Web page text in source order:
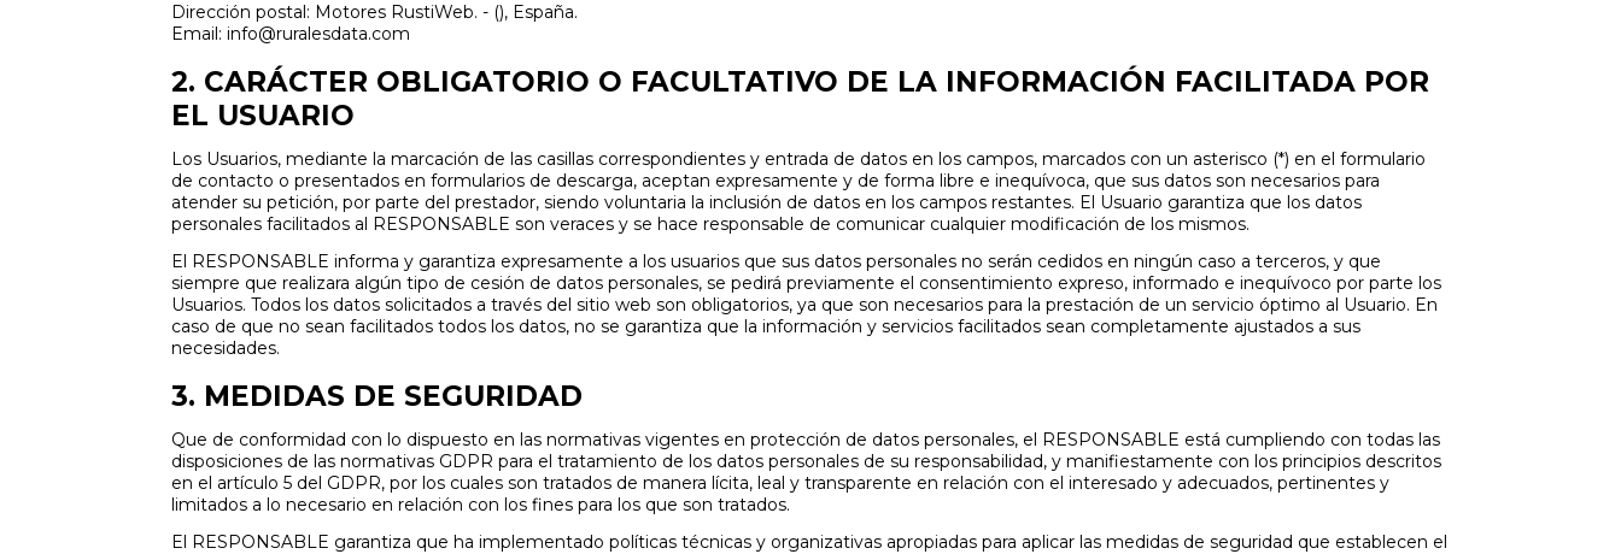
Dirección postal: Motores RustiWeb. - (), España.
Email: info@ruralesdata.com
2. CARÁCTER OBLIGATORIO O FACULTATIVO DE LA INFORMACIÓN FACILITADA POR
EL USUARIO
Los Usuarios, mediante la marcación de las casillas correspondientes y entrada de datos en los campos, marcados con un asterisco (*) en el formulario
de contacto o presentados en formularios de descarga, aceptan expresamente y de forma libre e inequívoca, que sus datos son necesarios para
atender su petición, por parte del prestador, siendo voluntaria la inclusión de datos en los campos restantes. El Usuario garantiza que los datos
personales facilitados al RESPONSABLE son veraces y se hace responsable de comunicar cualquier modificación de los mismos.
El RESPONSABLE informa y garantiza expresamente a los usuarios que sus datos personales no serán cedidos en ningún caso a terceros, y que
siempre que realizara algún tipo de cesión de datos personales, se pedirá previamente el consentimiento expreso, informado e inequívoco por parte los
Usuarios. Todos los datos solicitados a través del sitio web son obligatorios, ya que son necesarios para la prestación de un servicio óptimo al Usuario. En
caso de que no sean facilitados todos los datos, no se garantiza que la información y servicios facilitados sean completamente ajustados a sus
necesidades.
3. MEDIDAS DE SEGURIDAD
Que de conformidad con lo dispuesto en las normativas vigentes en protección de datos personales, el RESPONSABLE está cumpliendo con todas las
disposiciones de las normativas GDPR para el tratamiento de los datos personales de su responsabilidad, y manifiestamente con los principios descritos
en el artículo 5 del GDPR, por los cuales son tratados de manera lícita, leal y transparente en relación con el interesado y adecuados, pertinentes y
limitados a lo necesario en relación con los fines para los que son tratados.
El RESPONSABLE garantiza que ha implementado políticas técnicas y organizativas apropiadas para aplicar las medidas de seguridad que establecen el